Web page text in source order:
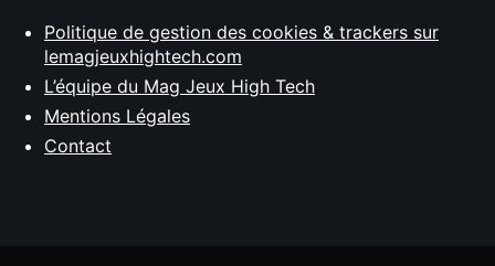
Politique de gestion des cookies & trackers sur
lemagjeuxhightech.com
L’équipe du Mag Jeux High Tech
Mentions Légales
Contact